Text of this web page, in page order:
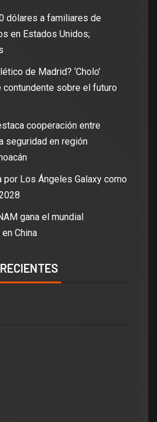
dólares a familiares de
en Estados Unidos;
de Madrid? ‘Cholo’
sobre el futuro
cooperación entre
seguridad en región
por Los Ángeles Galaxy como
gana el mundial
China